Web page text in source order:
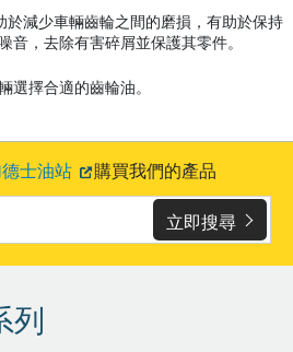
於減少車輛齒輪之間的磨損，有助於保持
音，去除有害碎屑並保護其零件。
選擇合適的齒輪油。
士油站 購買我們的產品
立即搜尋
列